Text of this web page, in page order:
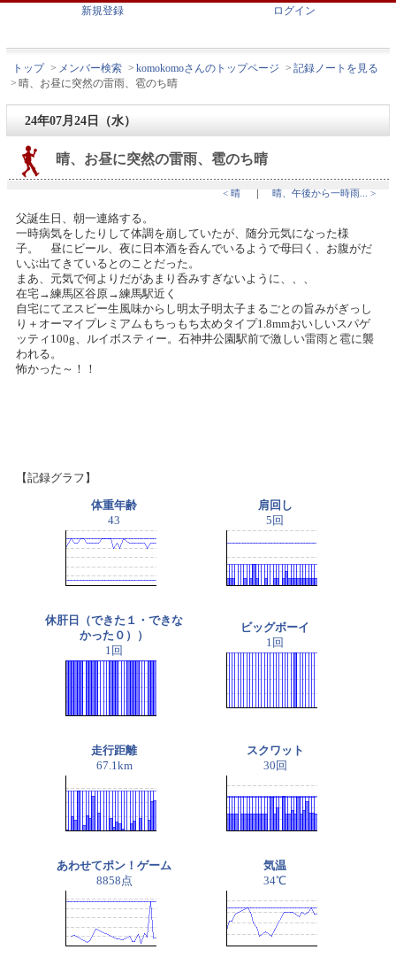
新規登録 ログイン
トップ > メンバー検索 > komokomoさんのトップページ > 記録ノートを見る
> 晴、お昼に突然の雷雨、雹のち晴
24年07月24日（水）
晴、お昼に突然の雷雨、雹のち晴
< 晴 ｜ 晴、午後から一時雨... >
父誕生日、朝一連絡する。
一時病気をしたりして体調を崩していたが、随分元気になった様
子。 昼にビール、夜に日本酒を呑んでいるようで母曰く、お腹がだ
いぶ出てきているとのことだった。
まあ、元気で何よりだがあまり呑みすぎないように、、、
在宅→練馬区谷原→練馬駅近く
自宅にてヱスビー生風味からし明太子明太子まるごとの旨みがぎっし
り＋オーマイプレミアムもちっもち太めタイプ1.8mmおいしいスパゲ
ッティ100g、ルイボスティー。石神井公園駅前で激しい雷雨と雹に襲
われる。
怖かった～！！
【記録グラフ】
体重年齢
43
肩回し
5回
休肝日（できた１・できな
かった０））
1回
ビッグボーイ
1回
走行距離
67.1km
スクワット
30回
あわせてポン！ゲーム
8858点
気温
34℃